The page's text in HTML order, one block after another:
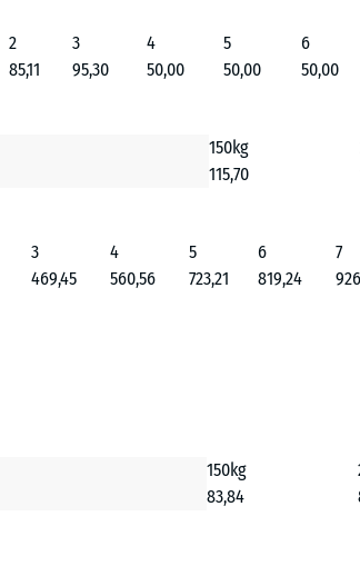
2 3 4 5 6
85,11 95,30 50,00 50,00 50,00
150kg
115,70
3 4 5 6 7
469,45 560,56 723,21 819,24
150kg
83,84